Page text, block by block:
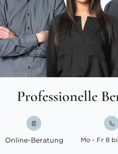
Professionelle
Online-Beratung Mo - Fr 8